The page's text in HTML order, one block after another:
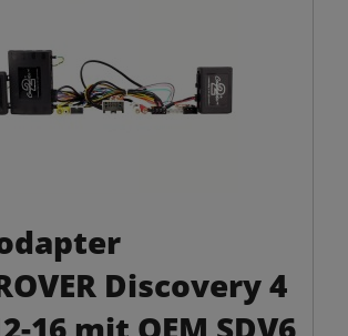
Discovery 4